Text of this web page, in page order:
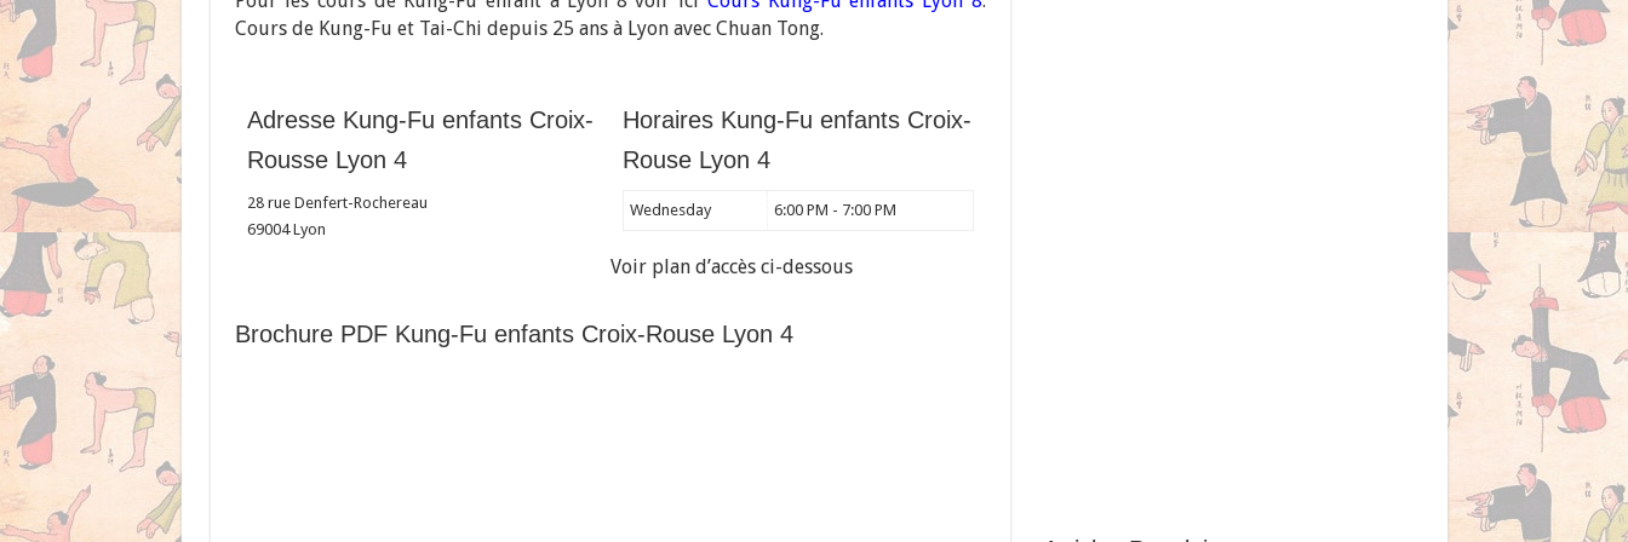
Cours de Kung-Fu et Tai-Chi depuis 25 ans à Lyon avec Chuan Tong.
Adresse Kung-Fu enfants Croix-
Rousse Lyon 4
28 rue Denfert-Rochereau
69004Lyon
Horaires Kung-Fu enfants Croix-
Rouse Lyon 4
Wednesday 6:00 PM - 7:00 PM
Voir plan d’accès ci-dessous
Brochure PDF Kung-Fu enfants Croix-Rouse Lyon 4